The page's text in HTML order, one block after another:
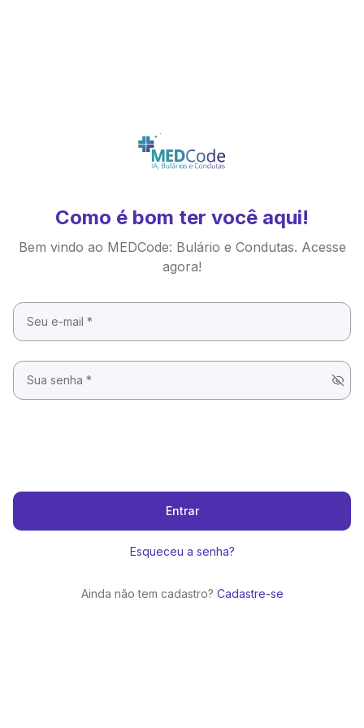
Como é bom ter você aqui!
Bem vindo ao MEDCode: Bulário e Condutas. Acesse
agora!
Entrar
Esqueceu a senha?
Ainda não tem cadastro? Cadastre-se